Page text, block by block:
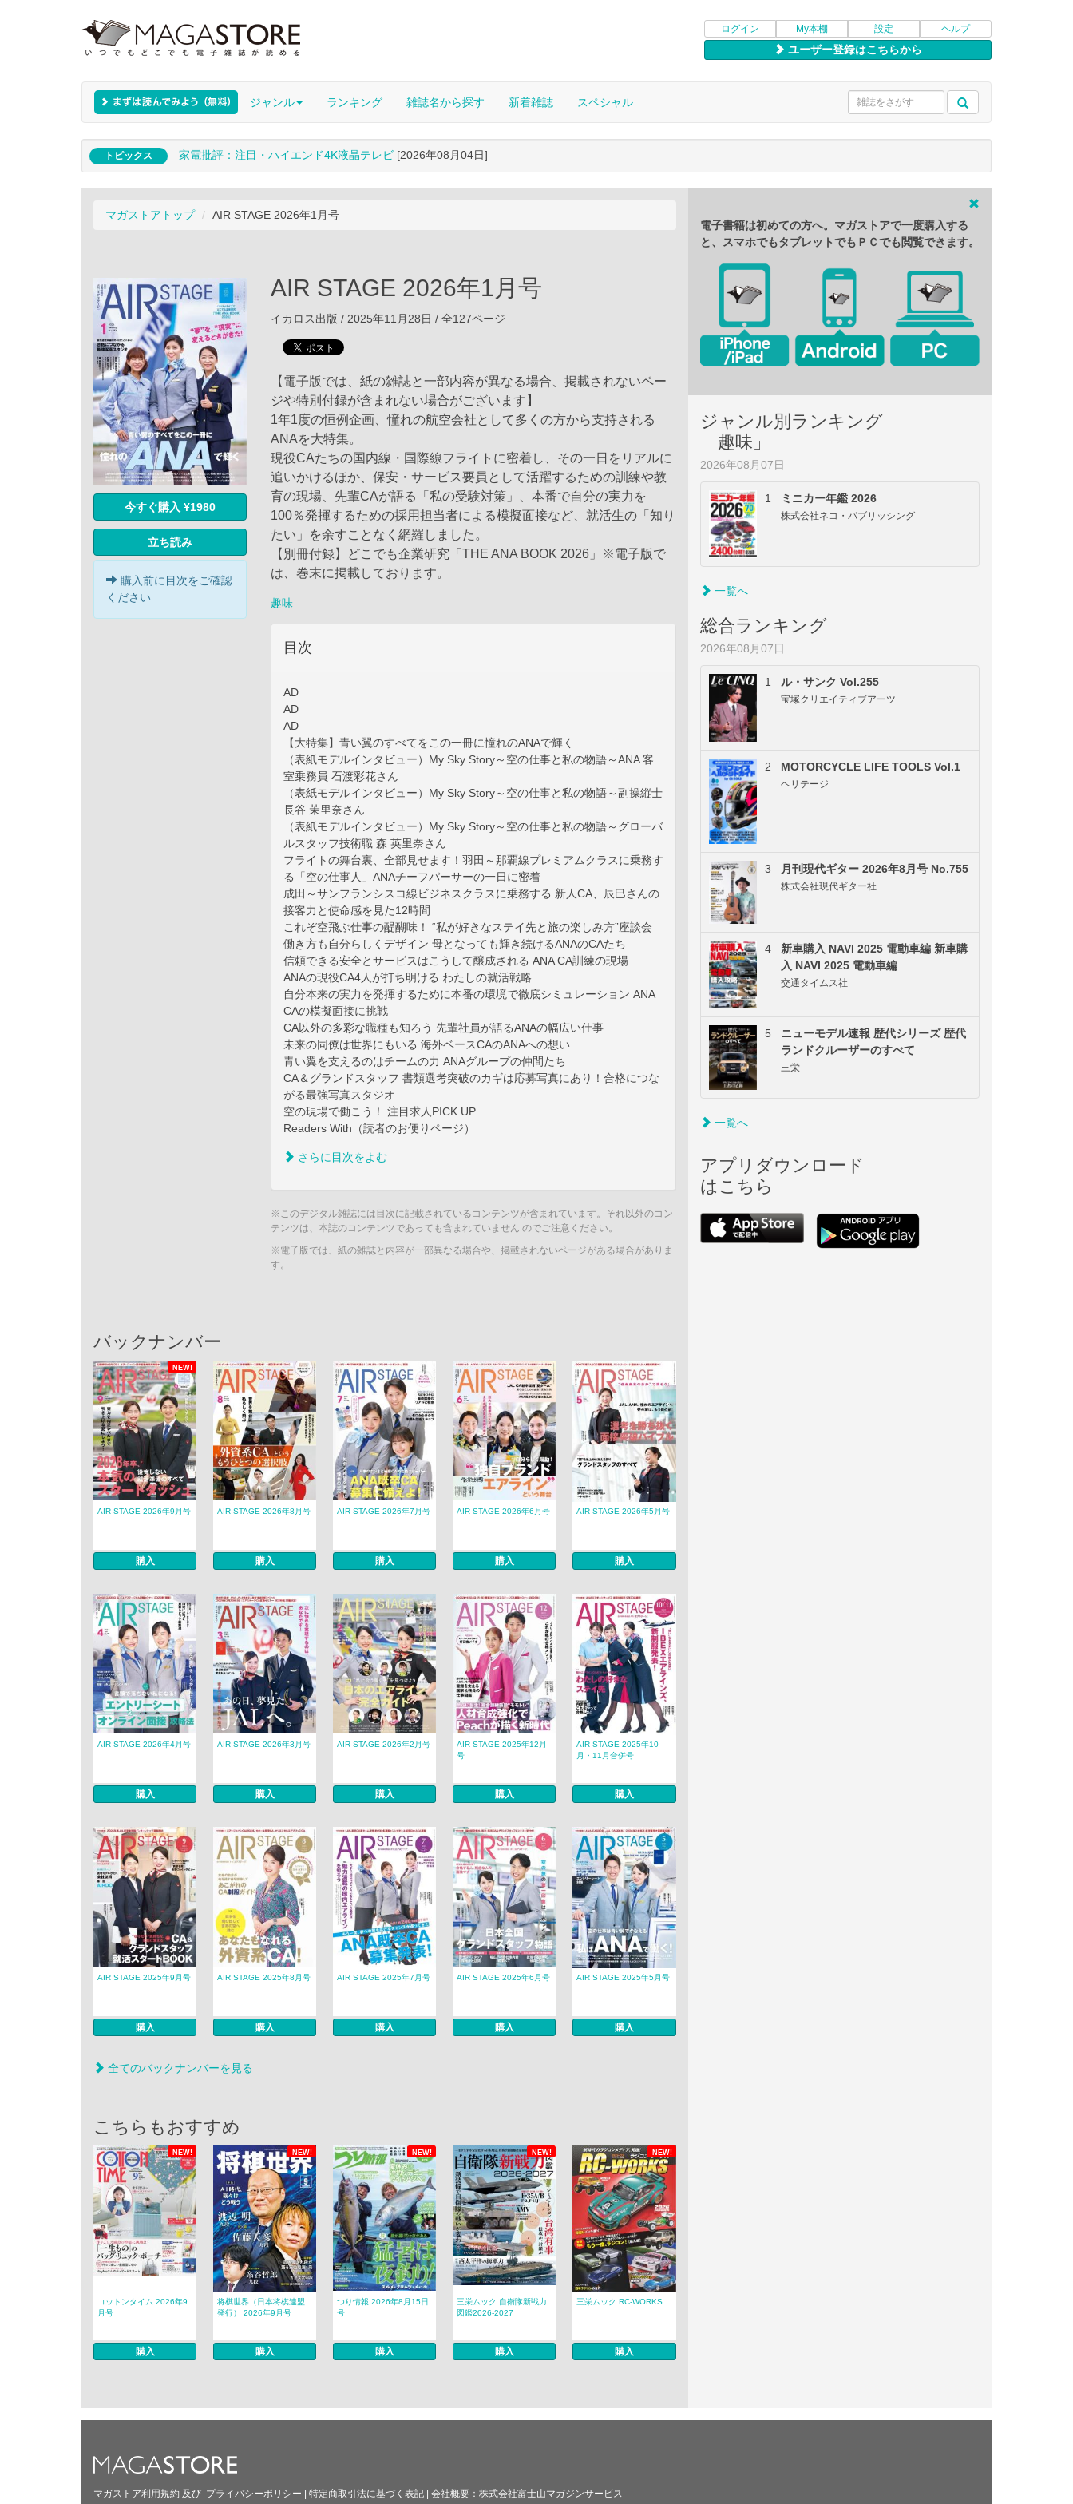
ログイン My本棚 設定 ヘルプ
ユーザー登録はこちらから
ジャンル ランキング 雑誌名から探す 新着雑誌 スペシャル
トピックス 家電批評：注目・ハイエンド4K液晶テレビ [2026年08月04日]
マガストアトップ AIR STAGE 2026年1月号
今すぐ購入 ¥1980
立ち読み
購入前に目次をご確認
ください
AIR STAGE 2026年1月号
イカロス出版 / 2025年11月28日 / 全127ページ
【電子版では、紙の雑誌と一部内容が異なる場合、掲載されないペー
ジや特別付録が含まれない場合がございます】
1年1度の恒例企画、憧れの航空会社として多くの方から支持される
ANAを大特集。
現役CAたちの国内線・国際線フライトに密着し、その一日をリアルに
追いかけるほか、保安・サービス要員として活躍するための訓練や教
育の現場、先輩CAが語る「私の受験対策」、本番で自分の実力を
100％発揮するための採用担当者による模擬面接など、就活生の「知り
たい」を余すことなく網羅しました。
【別冊付録】どこでも企業研究「THE ANA BOOK 2026」※電子版で
は、巻末に掲載しております。
趣味
目次
AD
AD
AD
【大特集】青い翼のすべてをこの一冊に憧れのANAで輝く
（表紙モデルインタビュー）My Sky Story～空の仕事と私の物語～ANA 客
室乗務員 石渡彩花さん
（表紙モデルインタビュー）My Sky Story～空の仕事と私の物語～副操縦士
長谷 茉里奈さん
（表紙モデルインタビュー）My Sky Story～空の仕事と私の物語～グローバ
ルスタッフ技術職 森 英里奈さん
フライトの舞台裏、全部見せます！羽田～那覇線プレミアムクラスに乗務す
る「空の仕事人」ANAチーフパーサーの一日に密着
成田～サンフランシスコ線ビジネスクラスに乗務する 新人CA、辰巳さんの
接客力と使命感を見た12時間
これぞ空飛ぶ仕事の醍醐味！ “私が好きなステイ先と旅の楽しみ方”座談会
働き方も自分らしくデザイン 母となっても輝き続けるANAのCAたち
信頼できる安全とサービスはこうして醸成される ANA CA訓練の現場
ANAの現役CA4人が打ち明ける わたしの就活戦略
自分本来の実力を発揮するために本番の環境で徹底シミュレーション ANA
CAの模擬面接に挑戦
CA以外の多彩な職種も知ろう 先輩社員が語るANAの幅広い仕事
未来の同僚は世界にもいる 海外ベースCAのANAへの想い
青い翼を支えるのはチームの力 ANAグループの仲間たち
CA＆グランドスタッフ 書類選考突破のカギは応募写真にあり！合格につな
がる最強写真スタジオ
空の現場で働こう！ 注目求人PICK UP
Readers With（読者のお便りページ）
さらに目次をよむ
※このデジタル雑誌には目次に記載されているコンテンツが含まれています。それ以外のコン
テンツは、本誌のコンテンツであっても含まれていません のでご注意ください。
※電子版では、紙の雑誌と内容が一部異なる場合や、掲載されないページがある場合がありま
す。
バックナンバー
NEW!
AIR STAGE 2026年9月号
購入
AIR STAGE 2026年8月号
購入
AIR STAGE 2026年7月号
購入
AIR STAGE 2026年6月号
購入
AIR STAGE 2026年5月号
購入
AIR STAGE 2026年4月号
購入
AIR STAGE 2026年3月号
購入
AIR STAGE 2026年2月号
購入
AIR STAGE 2025年12月
号
購入
AIR STAGE 2025年10
月・11月合併号
購入
AIR STAGE 2025年9月号
購入
AIR STAGE 2025年8月号
購入
AIR STAGE 2025年7月号
購入
AIR STAGE 2025年6月号
購入
AIR STAGE 2025年5月号
購入
全てのバックナンバーを見る
こちらもおすすめ
NEW! NEW! NEW! NEW! NEW!
コットンタイム 2026年9
月号
購入
将棋世界（日本将棋連盟
発行） 2026年9月号
購入
つり情報 2026年8月15日
号
購入
三栄ムック 自衛隊新戦力
図鑑2026-2027
購入
三栄ムック RC-WORKS
購入
電子書籍は初めての方へ。マガストアで一度購入する
と、スマホでもタブレットでもＰＣでも閲覧できます。
ジャンル別ランキング
「趣味」
2026年08月07日
1 ミニカー年鑑 2026
株式会社ネコ・パブリッシング
一覧へ
総合ランキング
2026年08月07日
1 ル・サンク Vol.255
宝塚クリエイティブアーツ
2 MOTORCYCLE LIFE TOOLS Vol.1
ヘリテージ
3 月刊現代ギター 2026年8月号 No.755
株式会社現代ギター社
4
新車購入 NAVI 2025 電動車編 新車購
入 NAVI 2025 電動車編
交通タイムス社
5
ニューモデル速報 歴代シリーズ 歴代
ランドクルーザーのすべて
三栄
一覧へ
アプリダウンロード
はこちら
マガストア利用規約 及び プライバシーポリシー 特定商取引法に基づく表記 会社概要： 株式会社富士山マガジンサービス